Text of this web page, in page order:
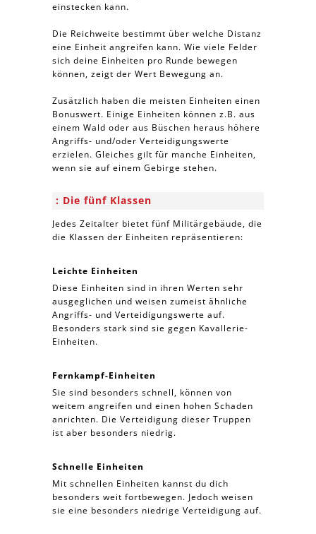
einstecken kann.
Die Reichweite bestimmt über welche Distanz
eine Einheit angreifen kann. Wie viele Felder
sich deine Einheiten pro Runde bewegen
können, zeigt der Wert Bewegung an.
Zusätzlich haben die meisten Einheiten einen
Bonuswert. Einige Einheiten können z.B. aus
einem Wald oder aus Büschen heraus höhere
Angriffs- und/oder Verteidigungswerte
erzielen. Gleiches gilt für manche Einheiten,
wenn sie auf einem Gebirge stehen.
Die fünf Klassen
Jedes Zeitalter bietet fünf Militärgebäude, die
die Klassen der Einheiten repräsentieren:
Leichte Einheiten
Diese Einheiten sind in ihren Werten sehr
ausgeglichen und weisen zumeist ähnliche
Angriffs- und Verteidigungswerte auf.
Besonders stark sind sie gegen Kavallerie-
Einheiten.
Fernkampf-Einheiten
Sie sind besonders schnell, können von
weitem angreifen und einen hohen Schaden
anrichten. Die Verteidigung dieser Truppen
ist aber besonders niedrig.
Schnelle Einheiten
Mit schnellen Einheiten kannst du dich
besonders weit fortbewegen. Jedoch weisen
sie eine besonders niedrige Verteidigung auf.